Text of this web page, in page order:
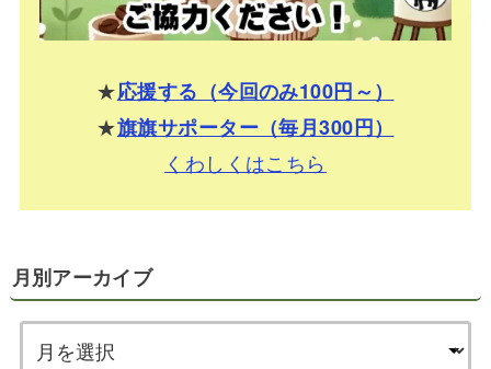
★応援する（今回のみ100円～）
★旗旗サポーター（毎月300円）
くわしくはこちら
月別アーカイブ